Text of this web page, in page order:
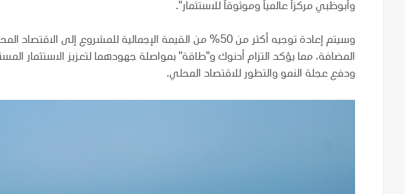
وأبوظبي مركزاً عالمياً وموثوقاً للاستثمار".
وسيتم إعادة توجيه أكثر من 50% من القيمة الإجمالية للمشروع إلى
المضافة، مما يؤكد التزام أدنوك و"طاقة" بمواصلة جهودهما لتعزيز الاستثمار
ودفع عجلة النمو والتطور للاقتصاد المحلي.